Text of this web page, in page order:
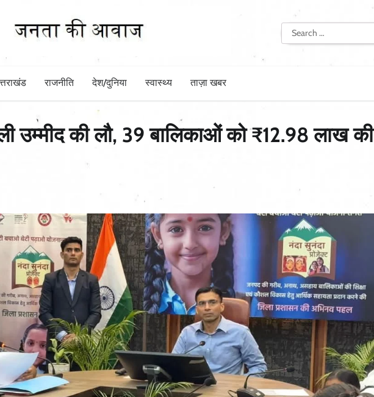
Search
for:
राजनीति देश/दुनिया स्वास्थ्य ताज़ा खबर
उम्मीद की लौ, 39 बालिकाओं को ₹12.98 लाख की